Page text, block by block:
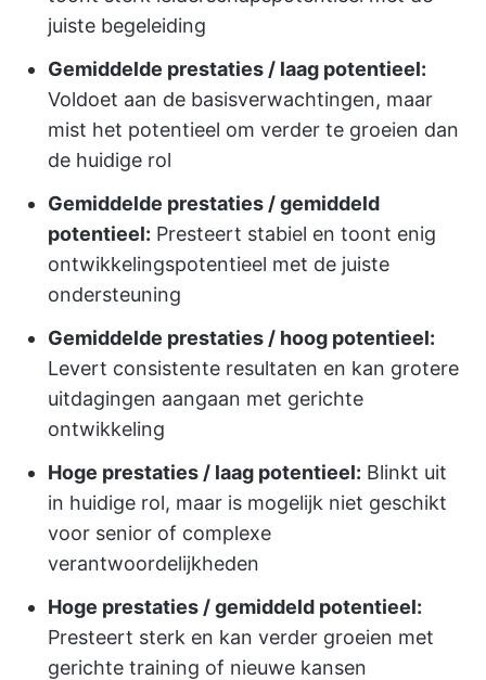
juiste begeleiding
Gemiddelde prestaties / laag potentieel:
Voldoet aan de basisverwachtingen, maar
mist het potentieel om verder te groeien dan
de huidige rol
Gemiddelde prestaties / gemiddeld
potentieel: Presteert stabiel en toont enig
ontwikkelingspotentieel met de juiste
ondersteuning
Gemiddelde prestaties / hoog potentieel:
Levert consistente resultaten en kan grotere
uitdagingen aangaan met gerichte
ontwikkeling
Hoge prestaties / laag potentieel: Blinkt uit
in huidige rol, maar is mogelijk niet geschikt
voor senior of complexe
verantwoordelijkheden
Hoge prestaties / gemiddeld potentieel:
Presteert sterk en kan verder groeien met
gerichte training of nieuwe kansen